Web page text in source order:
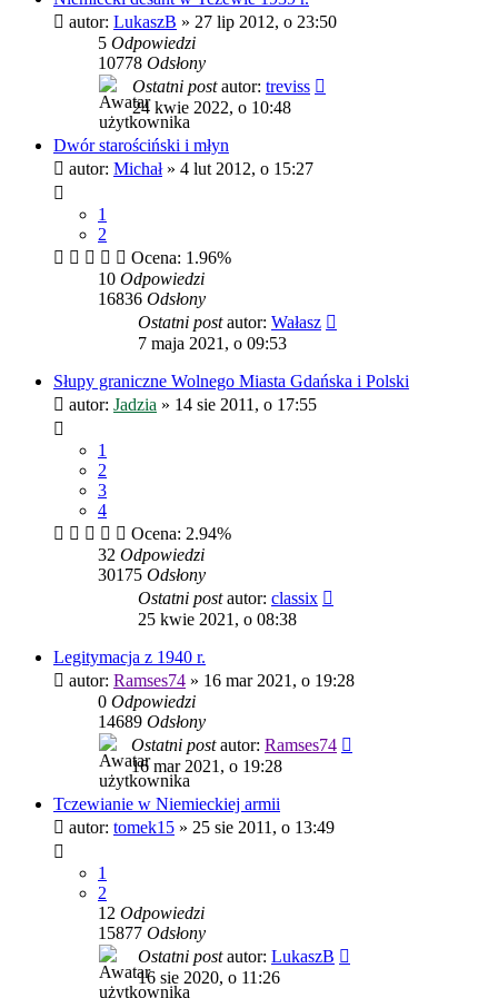
autor: LukaszB » 27 lip 2012, o 23:50
5 Odpowiedzi
10778 Odsłony
Ostatni postautor: treviss
24 kwie 2022, o 10:48
Dwór starościński i młyn
autor: Michał» 4 lut 2012, o 15:27
1
2
Ocena: 1.96%
10 Odpowiedzi
16836 Odsłony
Ostatni postautor: Wałasz
7 maja 2021, o 09:53
Słupy graniczne Wolnego Miasta Gdańska i Polski
autor: Jadzia » 14 sie 2011, o 17:55
1
2
3
4
Ocena: 2.94%
32 Odpowiedzi
30175 Odsłony
Ostatni postautor: classix
25 kwie 2021, o 08:38
Legitymacja z 1940 r.
autor: Ramses74 » 16 mar 2021, o 19:28
0 Odpowiedzi
14689 Odsłony
Ostatni postautor: Ramses74
16 mar 2021, o 19:28
Tczewianie w Niemieckiej armii
autor: tomek15 » 25 sie 2011, o 13:49
1
2
12 Odpowiedzi
15877 Odsłony
Ostatni postautor: LukaszB
16 sie 2020, o 11:26